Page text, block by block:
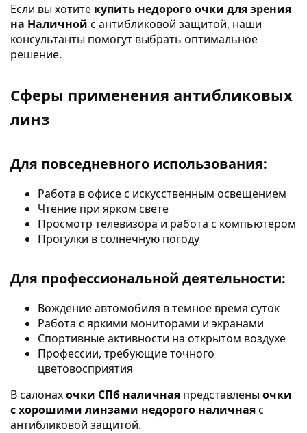
Если вы хотите купить недорого очки для зрения
на Наличной с антибликовой защитой, наши
консультанты помогут выбрать оптимальное
решение.
Сферы применения антибликовых
линз
Для повседневного использования:
Работа в офисе с искусственным освещением
Чтение при ярком свете
Просмотр телевизора и работа с компьютером
Прогулки в солнечную погоду
Для профессиональной деятельности:
Вождение автомобиля в темное время суток
Работа с яркими мониторами и экранами
Спортивные активности на открытом воздухе
Профессии, требующие точного
цветовосприятия
В салонахочки СПб наличная представлены очки
с хорошими линзами недорого наличнаяс
антибликовой защитой.